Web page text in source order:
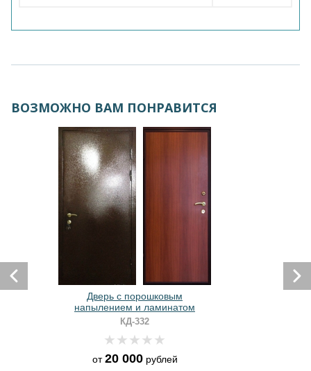
ВОЗМОЖНО ВАМ ПОНРАВИТСЯ
Дверь с порошковым
напылением и ламинатом
КД-332
от20 000рублей